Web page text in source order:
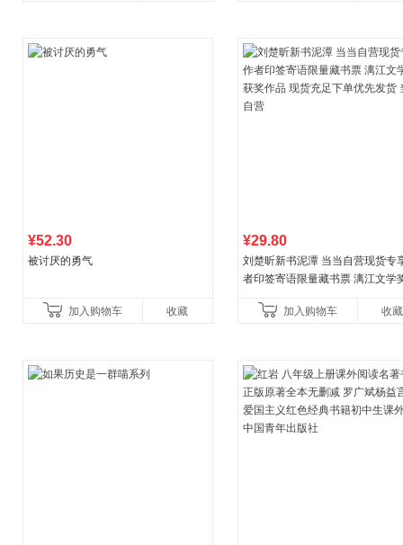
¥52.30
被讨厌的勇气
加入购物车 收藏
¥29.80
刘楚昕新书泥潭 当当自营现货专
者印签寄语限量藏书票 漓江文学
加入购物车 收藏